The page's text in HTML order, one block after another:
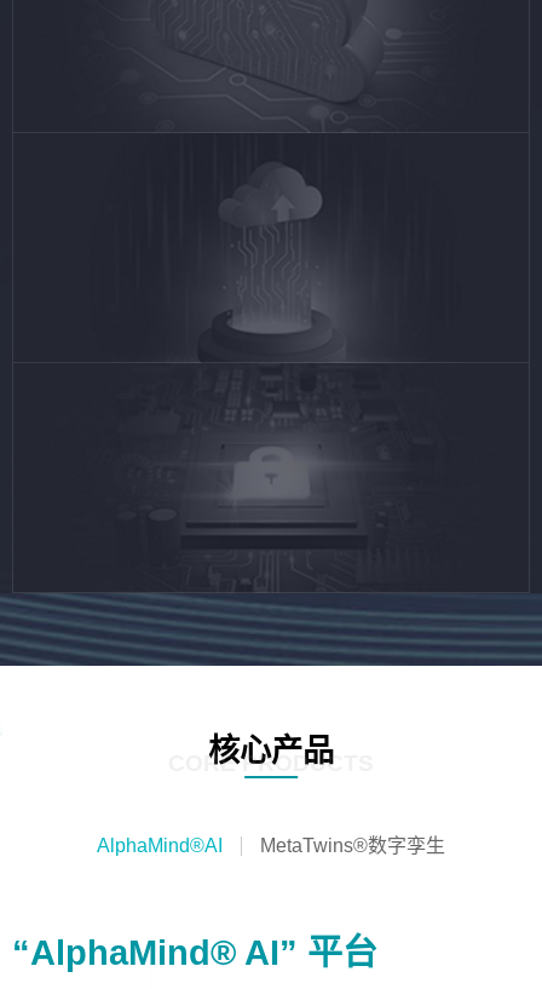
核心产品
CORE PRODUCTS
AlphaMind®AI MetaTwins®数字孪生
“AlphaMind® AI” 平台